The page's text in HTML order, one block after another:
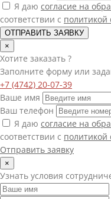
Я даю согласие на
соответствии с
ОТПРАВИТЬ ЗАЯВКУ
×
Хотите заказать ?
Заполните форму или
+7 (4742) 20-07-39
Ваше имя
Ваш телефон
Я даю согласие на
соответствии с
Отправить заявку
×
Узнать условия